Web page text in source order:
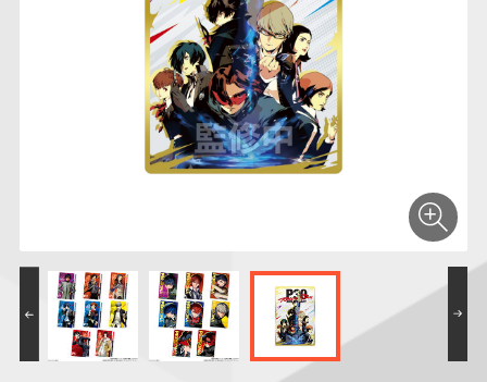
仮面ライダーシリー
PROJECT R.E.D.・
スーパー戦隊シリー
ズ
ガンダムシリーズ
ポケットモンスター
つりグミ
にふぉるめーしょん
＆スクエアシール
SMPシリーズ
ポケモンスケールワ